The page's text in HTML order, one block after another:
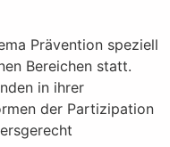
Prävention speziell
Bereichen statt.
in ihrer
der Partizipation